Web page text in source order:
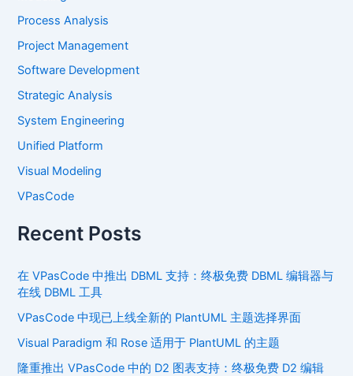
Process Analysis
Project Management
Software Development
Strategic Analysis
System Engineering
Unified Platform
Visual Modeling
VPasCode
Recent Posts
在 VPasCode 中推出 DBML 支持：终极免费 DBML 编辑器与
在线 DBML 工具
VPasCode 中现已上线全新的 PlantUML 主题选择界面
Visual Paradigm 和 Rose 适用于 PlantUML 的主题
隆重推出 VPasCode 中的 D2 图表支持：终极免费 D2 编辑